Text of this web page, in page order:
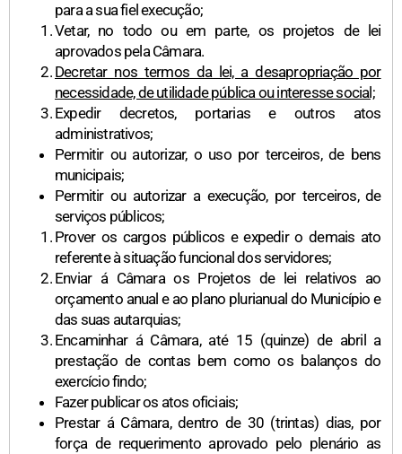
para a sua fiel execução;
Vetar, no todo ou em parte, os projetos de lei
aprovados pela Câmara.
Decretar nos termos da lei, a desapropriação por
necessidade, de utilidade pública ou interesse social;
Expedir decretos, portarias e outros atos
administrativos;
Permitir ou autorizar, o uso por terceiros, de bens
municipais;
Permitir ou autorizar a execução, por terceiros, de
serviços públicos;
Prover os cargos públicos e expedir o demais ato
referente à situação funcional dos servidores;
Enviar á Câmara os Projetos de lei relativos ao
orçamento anual e ao plano plurianual do Município e
das suas autarquias;
Encaminhar á Câmara, até 15 (quinze) de abril a
prestação de contas bem como os balanços do
exercício findo;
Fazer publicar os atos oficiais;
Prestar á Câmara, dentro de 30 (trintas) dias, por
força de requerimento aprovado pelo plenário as